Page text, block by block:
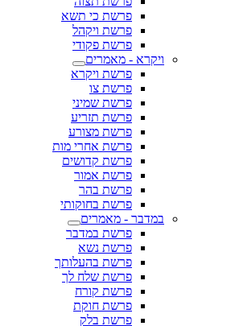
פרשת כי תשא
פרשת ויקהל
פרשת פקודי
ויקרא - מאמרים
פרשת ויקרא
פרשת צו
פרשת שמיני
פרשת תזריע
פרשת מצורע
פרשת אחרי מות
פרשת קדושים
פרשת אמור
פרשת בהר
פרשת בחוקותי
במדבר - מאמרים
פרשת במדבר
פרשת נשא
פרשת בהעלותך
פרשת שלח לך
פרשת קורח
פרשת חוקת
פרשת בלק